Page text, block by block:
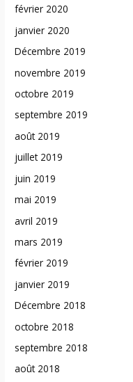
février 2020
janvier 2020
Décembre 2019
novembre 2019
octobre 2019
septembre 2019
août 2019
juillet 2019
juin 2019
mai 2019
avril 2019
mars 2019
février 2019
janvier 2019
Décembre 2018
octobre 2018
septembre 2018
août 2018